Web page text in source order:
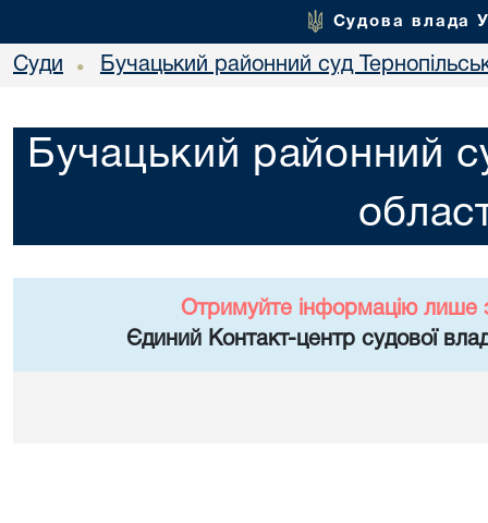
Судова влада
Суди • Бучацький районний суд
Бучацький районний
Отримуйте інформацію лише
Єдиний Контакт-центр судової